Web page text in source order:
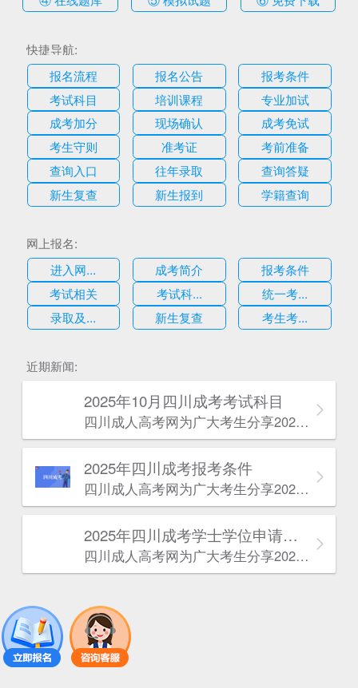
快捷导航:
报名流程
报名公告
报考条件
考试科目
培训课程
专业加试
成考加分
现场确认
成考免试
考生守则
准考证
考前准备
查询入口
往年录取
查询答疑
新生复查
新生报到 学籍查询
网上报名:
进入网...
成考简介
报考条件
考试相关
考试科...
统一考...
录取及...
新生复查 考生考...
近期新闻:
2025年10月四川成考考试科目
四川成人高考网​为广大考生分享2025年10月四川成考考试科目。为广大在职人员和社会人士提供学历提升的机会。更多四川成考考试信息，欢迎在线访问四川成人高考网。
2025年‌‌‌‌四川成考报考条件
四川成人高考网​为广大考生分享2025年‌‌‌‌四川成考报考条件。为广大在职人员和社会人士提供学历提升的机会。更多四川成考考试信息，欢迎在线访问四川成人高考网。
2025年‌‌‌‌四川成考学士学位申请条件
四川成人高考网​为广大考生分享2025年‌‌‌‌四川成考学士学位申请条件。为广大在职人员和社会人士提供学历提升的机会。更多四川成考考试信息，欢迎在线访问四川成人高考网。